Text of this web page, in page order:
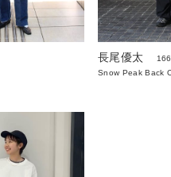
長尾優太
Snow Peak Back